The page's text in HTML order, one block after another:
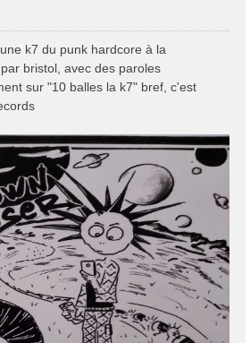
k7 du punk hardcore à la
bristol, avec des paroles
sur "10 balles la k7" bref, c'est